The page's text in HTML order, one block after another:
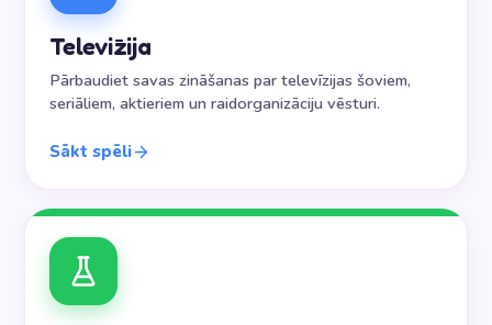
Televīzija
Pārbaudiet savas zināšanas par televīzijas šoviem,
seriāliem, aktieriem un raidorganizāciju vēsturi.
Sākt spēli